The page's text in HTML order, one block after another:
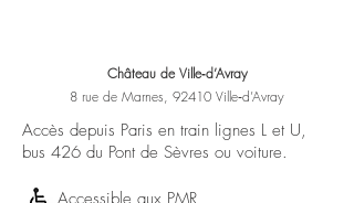
Château de Ville‑d’Avray
8 rue de Marnes, 92410 Ville‑d’Avray
Accès depuis Paris en train lignes L et U,
bus 426 du Pont de Sèvres ou voiture.
Accessible aux PMR